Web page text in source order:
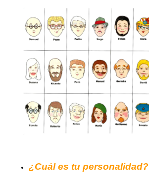
¿Cuál es tu personalidad?